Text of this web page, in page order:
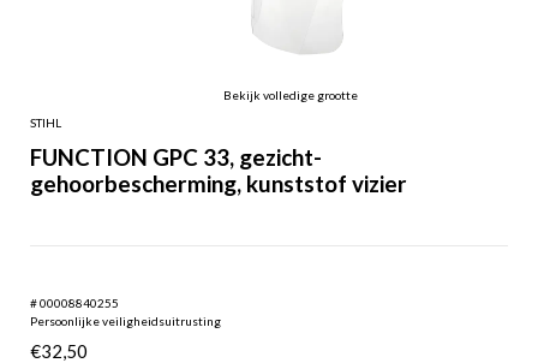
Bekijk volledige grootte
STIHL
FUNCTION GPC 33, gezicht-
gehoorbescherming, kunststof vizier
# 00008840255
Persoonlijke veiligheidsuitrusting
€32,50